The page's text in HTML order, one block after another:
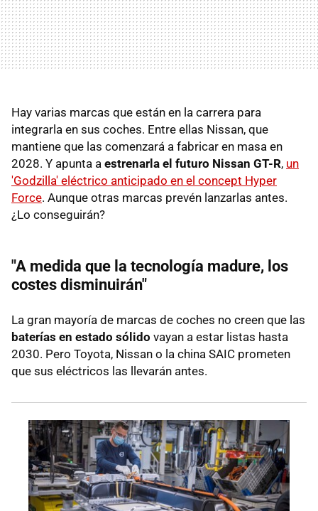
Hay varias marcas que están en la carrera para
integrarla en sus coches. Entre ellas Nissan, que
mantiene que las comenzará a fabricar en masa en
2028. Y apunta a estrenarla el futuro Nissan GT-R, un
'Godzilla' eléctrico anticipado en el concept Hyper
Force. Aunque otras marcas prevén lanzarlas antes.
¿Lo conseguirán?
"A medida que la tecnología madure, los
costes disminuirán"
La gran mayoría de marcas de coches no creen que las
baterías en estado sólido vayan a estar listas hasta
2030. Pero Toyota, Nissan o la china SAIC prometen
que sus eléctricos las llevarán antes.